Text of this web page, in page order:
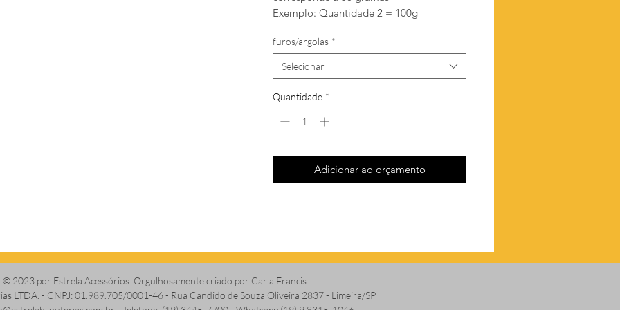
Exemplo: Quantidade 2 = 100g
furos/argolas *
Selecionar
Quantidade *
Adicionar ao orçamento
© 2023 por Estrela Acessórios. Orgulhosamente criado por Carla Francis.
LTDA. - CNPJ: 01.989.705/0001-46 - Rua Candido de Souza Oliveira 2837 - Limeira/SP